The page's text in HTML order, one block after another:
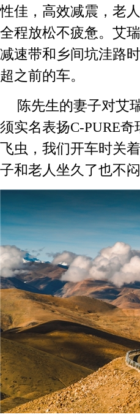
性佳，高效减震，老
全程放松不疲惫。艾
减速带和乡间坑洼路
超之前的车。
陈先生的妻子对艾
须实名表扬C-PURE
飞虫，我们开车时关
子和老人坐久了也不